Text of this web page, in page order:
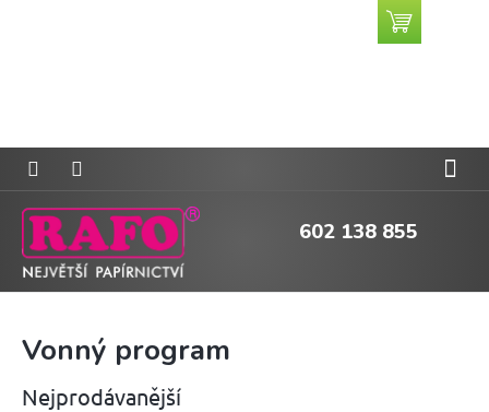
602 138 855
Nákupní
košík
Vonný program
Nejprodávanější